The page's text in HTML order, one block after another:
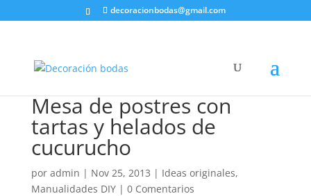
decoracionbodas@gmail.com
Mesa de postres con
tartas y helados de
cucurucho
por admin | Nov 25, 2013 | Ideas originales,
Manualidades DIY| 0 Comentarios